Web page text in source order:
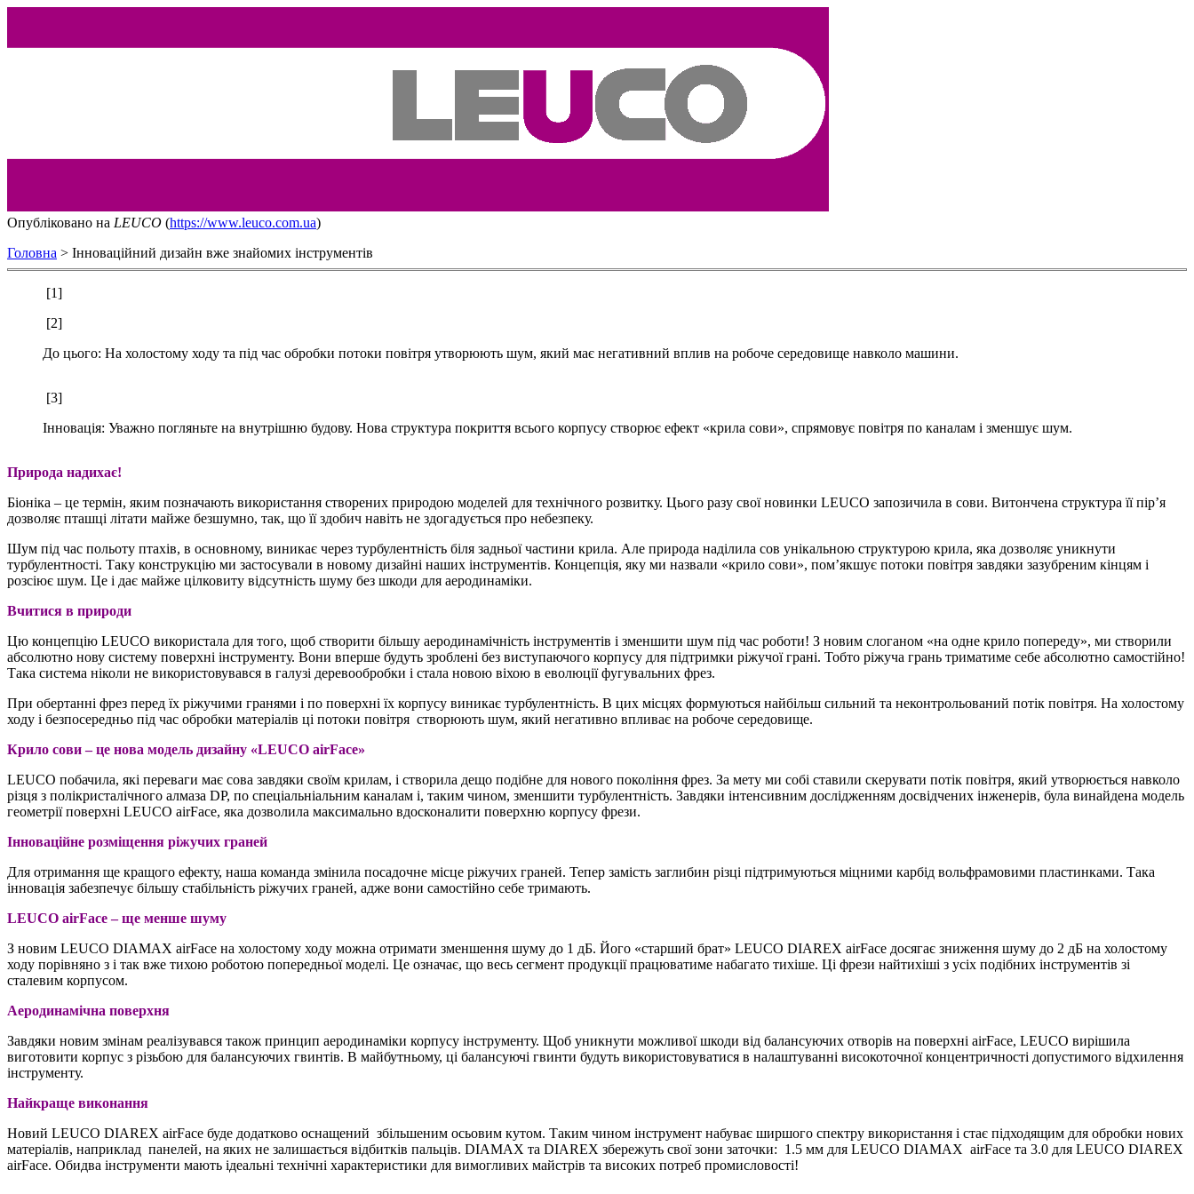
Опублiковано на LEUCO (https://www.leuco.com.ua)
Головна > Інноваційний дизайн вже знайомих інструментів
[1]
[2]
До цього: На холостому ходу та під час обробки потоки повітря утворюють шум, який має негативний вплив на робоче середовище навколо машини.
[3]
Інновація: Уважно погляньте на внутрішню будову. Нова структура покриття всього корпусу створює ефект «крила сови», спрямовує повітря по каналам і зменшує шум.
Природа надихає!
Біоніка – це термін, яким позначають використання створених природою моделей для технічного розвитку. Цього разу свої новинки LEUCO запозичила в сови. Витончена структура її пір’я
дозволяє пташці літати майже безшумно, так, що її здобич навіть не здогадується про небезпеку.
Шум під час польоту птахів, в основному, виникає через турбулентність біля задньої частини крила. Але природа наділила сов унікальною структурою крила, яка дозволяє уникнути
турбулентності. Таку конструкцію ми застосували в новому дизайні наших інструментів. Концепція, яку ми назвали «крило сови», пом’якшує потоки повітря завдяки зазубреним кінцям і
розсіює шум. Це і дає майже цілковиту відсутність шуму без шкоди для аеродинаміки.
Вчитися в природи
Цю концепцію LEUCO використала для того, щоб створити більшу аеродинамічність інструментів і зменшити шум під час роботи! З новим слоганом «на одне крило попереду», ми створили
абсолютно нову систему поверхні інструменту. Вони вперше будуть зроблені без виступаючого корпусу для підтримки ріжучої грані. Тобто ріжуча грань триматиме себе абсолютно самостійно!
Така система ніколи не використовувався в галузі деревообробки і стала новою віхою в еволюції фугувальних фрез.
При обертанні фрез перед їх ріжучими гранями і по поверхні їх корпусу виникає турбулентність. В цих місцях формуються найбільш сильний та неконтрольований потік повітря. На холостому
ходу і безпосередньо під час обробки матеріалів ці потоки повітря створюють шум, який негативно впливає на робоче середовище.
Крило сови – це нова модель дизайну «LEUCO airFace»
LEUCO побачила, які переваги має сова завдяки своїм крилам, і створила дещо подібне для нового покоління фрез. За мету ми собі ставили скерувати потік повітря, який утворюється навколо
різця з полікристалічного алмаза DP, по спеціальніальним каналам і, таким чином, зменшити турбулентність. Завдяки інтенсивним дослідженням досвідчених інженерів, була винайдена модель
геометрії поверхні LEUCO airFace, яка дозволила максимально вдосконалити поверхню корпусу фрези.
Інноваційне розміщення ріжучих граней
Для отримання ще кращого ефекту, наша команда змінила посадочне місце ріжучих граней. Тепер замість заглибин різці підтримуються міцними карбід вольфрамовими пластинками. Така
інновація забезпечує більшу стабільність ріжучих граней, адже вони самостійно себе тримають.
LEUCO airFace – ще менше шуму
З новим LEUCO DIAMAX airFace на холостому ходу можна отримати зменшення шуму до 1 дБ. Його «старший брат» LEUCO DIAREX airFace досягає зниження шуму до 2 дБ на холостому
ходу порівняно з і так вже тихою роботою попередньої моделі. Це означає, що весь сегмент продукції працюватиме набагато тихіше. Ці фрези найтихіші з усіх подібних інструментів зі
сталевим корпусом.
Аеродинамічна поверхня
Завдяки новим змінам реалізувався також принцип аеродинаміки корпусу інструменту. Щоб уникнути можливої шкоди від балансуючих отворів на поверхні airFace, LEUCO вирішила
виготовити корпус з різьбою для балансуючих гвинтів. В майбутньому, ці балансуючі гвинти будуть використовуватися в налаштуванні високоточної концентричності допустимого відхилення
інструменту.
Найкраще виконання
Новий LEUCO DIAREX airFace буде додатково оснащений збільшеним осьовим кутом. Таким чином інструмент набуває ширшого спектру використання і стає підходящим для обробки нових
матеріалів, наприклад панелей, на яких не залишається відбитків пальців. DIAMAX та DIAREX збережуть свої зони заточки: 1.5 мм для LEUCO DIAMAX airFace та 3.0 для LEUCO DIAREX
airFace. Обидва інструменти мають ідеальні технічні характеристики для вимогливих майстрів та високих потреб промисловості!